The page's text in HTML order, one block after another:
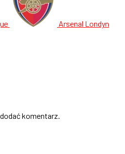
Arsenal Londyn
komentarz.